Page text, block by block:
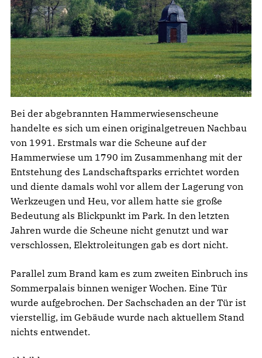
Bei der abgebrannten Hammerwiesenscheune
handelte es sich um einen originalgetreuen Nachbau
von 1991. Erstmals war die Scheune auf der
Hammerwiese um 1790 im Zusammenhang mit der
Entstehung des Landschaftsparks errichtet worden
und diente damals wohl vor allem der Lagerung von
Werkzeugen und Heu, vor allem hatte sie große
Bedeutung als Blickpunkt im Park. In den letzten
Jahren wurde die Scheune nicht genutzt und war
verschlossen, Elektroleitungen gab es dort nicht.
Parallel zum Brand kam es zum zweiten Einbruch ins
Sommerpalais binnen weniger Wochen. Eine Tür
wurde aufgebrochen. Der Sachschaden an der Tür ist
vierstellig, im Gebäude wurde nach aktuellem Stand
nichts entwendet.